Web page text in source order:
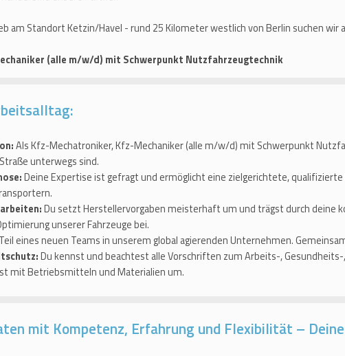
am Standort Ketzin/Havel - rund 25 Kilometer westlich von Berlin suchen
(alle m/w/d) mit Schwerpunkt Nutzfahrzeugtechnik
Als Kfz-Mechatroniker, Kfz-Mechaniker (alle m/w/d) mit Schwerpunkt
unterwegs sind.
Deine Expertise ist gefragt und ermöglicht eine zielgerichtete,
Du setzt Herstellervorgaben meisterhaft um und trägst durch deine
unserer Fahrzeuge bei.
eines neuen Teams in unserem global agierenden Unternehmen.
Du kennst und beachtest alle Vorschriften zum Arbeits-,
mit Betriebsmitteln und Materialien um.
mit Kompetenz, Erfahrung und Flexibilität –